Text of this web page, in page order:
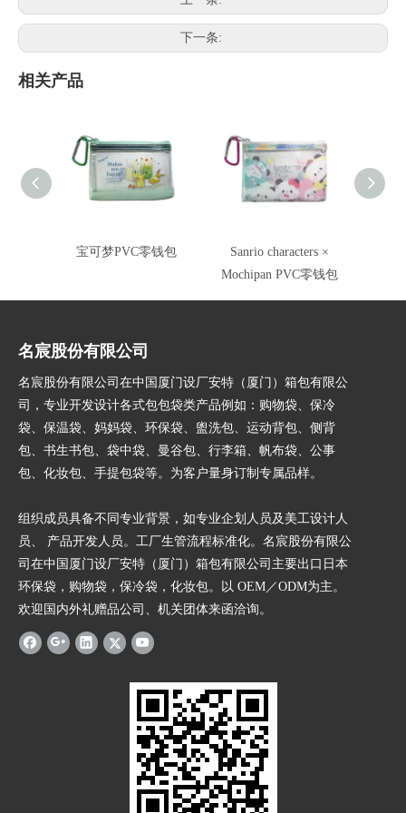
下一条:
相关产品
宝可梦PVC零钱包
Sanrio characters ×
Mochipan PVC零钱包
名宸股份有限公司
名宸股份有限公司在中国厦门设厂安特（厦门）箱包有限公
司，专业开发设计各式包包袋类产品例如：购物袋、保冷
袋、保温袋、妈妈袋、环保袋、盥洗包、运动背包、侧背
包、书生书包、袋中袋、曼谷包、行李箱、帆布袋、公事
包、化妆包、手提包袋等。为客户量身订制专属品样。
组织成员具备不同专业背景，如专业企划人员及美工设计人
员、 产品开发人员。工厂生管流程标准化。名宸股份有限公
司在中国厦门设厂安特（厦门）箱包有限公司主要出口日本
环保袋，购物袋，保冷袋，化妆包。以 OEM／ODM为主。
欢迎国内外礼赠品公司、机关团体来函洽询。